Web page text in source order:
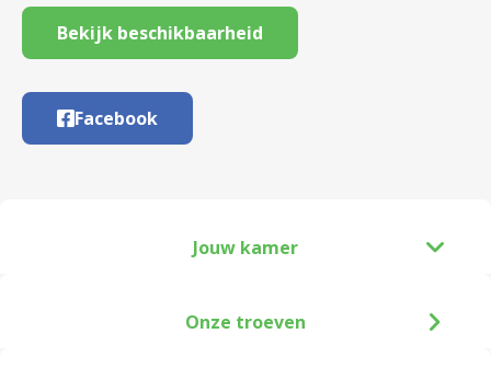
Bekijk beschikbaarheid
Facebook
Jouw kamer
Onze troeven